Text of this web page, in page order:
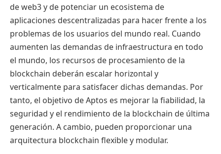
de web3 y de potenciar un ecosistema de
aplicaciones descentralizadas para hacer frente a los
problemas de los usuarios del mundo real. Cuando
aumenten las demandas de infraestructura en todo
el mundo, los recursos de procesamiento de la
blockchain deberán escalar horizontal y
verticalmente para satisfacer dichas demandas. Por
tanto, el objetivo de Aptos es mejorar la fiabilidad, la
seguridad y el rendimiento de la blockchain de última
generación. A cambio, pueden proporcionar una
arquitectura blockchain flexible y modular.